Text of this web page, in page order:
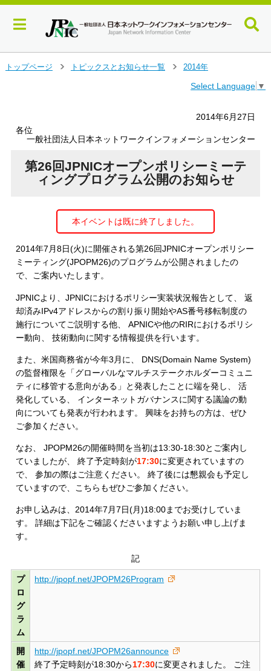
トップページ
トピックスとお知らせ一覧
2014年
Select Language ▼
2014年6月27日
各位
一般社団法人日本ネットワークインフォメーションセンター
第26回JPNICオープンポリシーミーテ
ィングプログラム公開のお知らせ
本イベントは既に終了しました。
2014年7月8日(火)に開催される第26回JPNICオープンポリシー
ミーティング(JPOPM26)のプログラムが公開されましたの
で、ご案内いたします。
JPNICより、JPNICにおけるポリシー実装状況報告として、 返
却済みIPv4アドレスからの割り振り開始やAS番号移転制度の
施行についてご説明する他、 APNICや他のRIRにおけるポリシ
ー動向、 技術動向に関する情報提供を行います。
また、米国商務省が今年3月に、 DNS(Domain Name System)
の監督権限を「グローバルなマルチステークホルダーコミュニ
ティに移管する意向がある」と発表したことに端を発し、 活
発化している、 インターネットガバナンスに関する議論の動
向についても発表が行われます。 興味をお持ちの方は、ぜひ
ご参加ください。
なお、 JPOPM26の開催時間を当初は13:30-18:30とご案内し
ていましたが、 終了予定時刻が17:30に変更されていますの
で、 参加の際はご注意ください。 終了後には懇親会も予定し
ていますので、こちらもぜひご参加ください。
お申し込みは、2014年7月7日(月)18:00までお受けしていま
す。 詳細は下記をご確認くださいますようお願い申し上げま
す。
記
プ
ロ
グ
ラ
ム
http://jpopf.net/JPOPM26Program
開
催
http://jpopf.net/JPOPM26announce
終了予定時刻が18:30から17:30に変更されました。 ご注